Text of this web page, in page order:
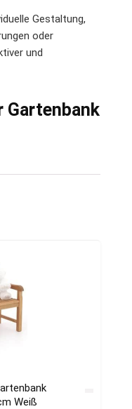
Gestaltung,
oder
und
Gartenbank
Weiß